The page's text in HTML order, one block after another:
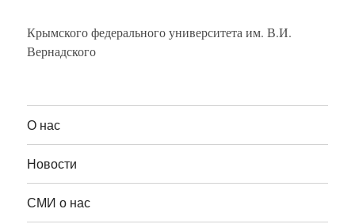
Крымского федерального университета им. В.И.
Вернадского
О нас
Новости
СМИ о нас